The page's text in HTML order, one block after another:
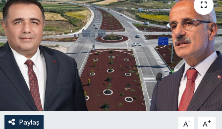
Paylaş A- A+
AKTÜEL
EĞİTİM
İLÇELER
OTOPARK
TEKNOLOJİ
Son Dakika Haberleri
Haber Arşivi